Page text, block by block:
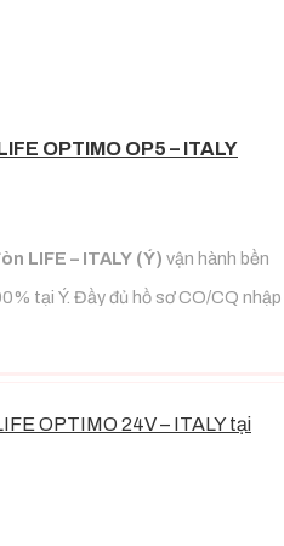
OPTIMO OP5 – ITALY
LIFE – ITALY (Ý) vận hành bền
tại Ý. Đầy đủ hồ sơ CO/CQ nhập